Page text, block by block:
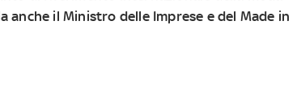
anche il Ministro delle Imprese e del Made in